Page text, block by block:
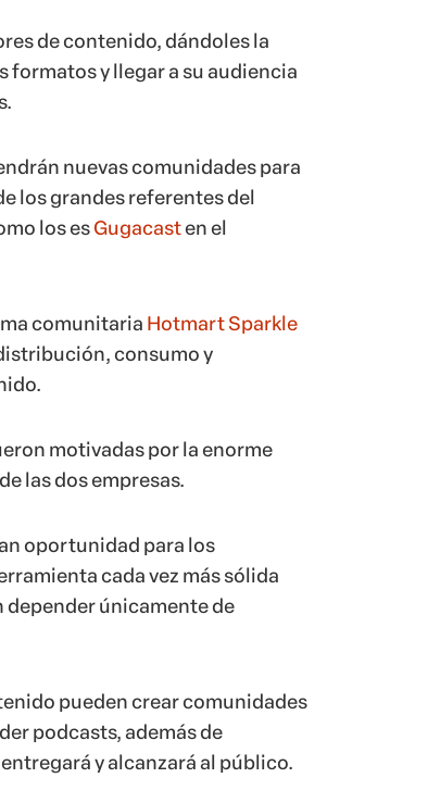
de contenido, dándoles la
y llegar a su audiencia
nuevas comunidades para
los grandes referentes del
los esGugacasten el
comunitaria Hotmart Sparkle
consumo y
motivadas por la enorme
las dos empresas.
oportunidad para los
cada vez más sólida
depender únicamente de
pueden crear comunidades
podcasts, además de
y alcanzará al público.